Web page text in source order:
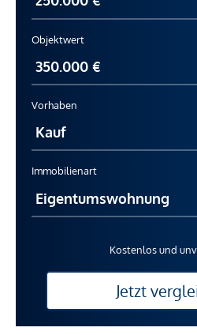
Objektwert
Vorhaben
Immobilienart
Kostenlos und
Jetzt